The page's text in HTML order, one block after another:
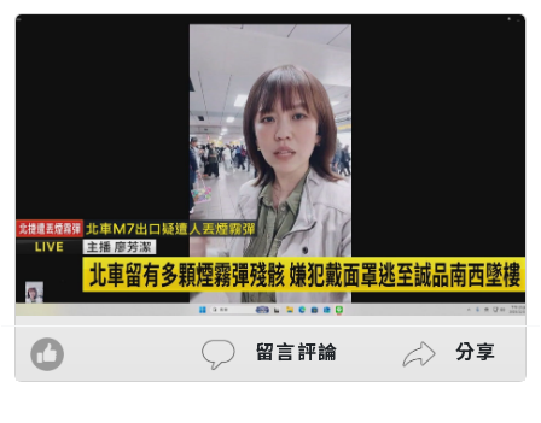
留言評論 分享